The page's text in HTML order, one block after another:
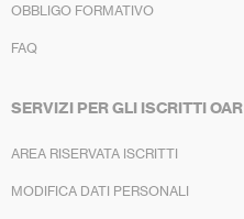
OBBLIGO FORMATIVO
FAQ
SERVIZI PER GLI ISCRITTI OAR
AREA RISERVATA ISCRITTI
MODIFICA DATI PERSONALI